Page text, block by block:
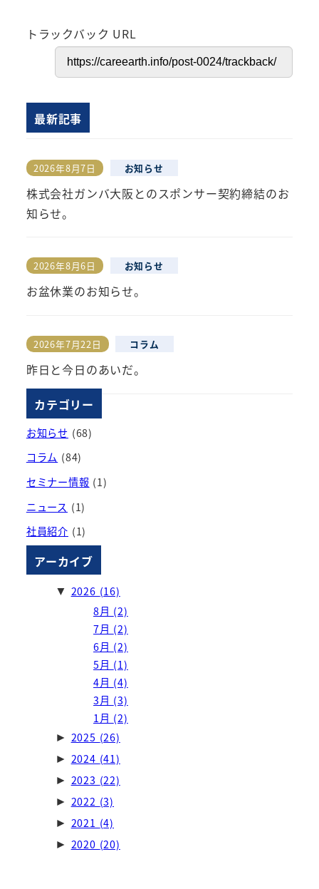
トラックバック URL
最新記事
株式会社ガンバ大阪とのスポンサー契約締結のお
知らせ。
投稿日
2026年8月7日 お知らせ
お盆休業のお知らせ。
投稿日
2026年8月6日 お知らせ
昨日と今日のあいだ。
投稿日
2026年7月22日 コラム
カテゴリー
お知らせ (68)
コラム (84)
セミナー情報 (1)
ニュース (1)
社員紹介 (1)
アーカイブ
▼ 2026 (16)
8月 (2)
7月 (2)
6月 (2)
5月 (1)
4月 (4)
3月 (3)
1月 (2)
► 2025 (26)
► 2024 (41)
► 2023 (22)
► 2022 (3)
► 2021 (4)
► 2020 (20)